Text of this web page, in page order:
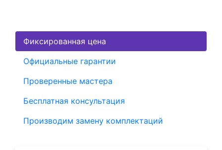
Фиксированная цена
Официальные гарантии
Проверенные мастера
Бесплатная консультация
Производим замену комплектаций